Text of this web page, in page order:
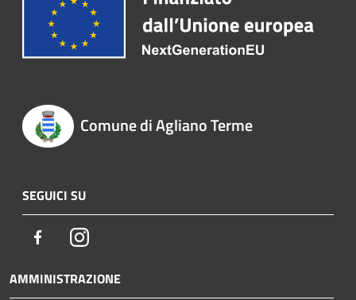
Comune di Agliano Terme
SEGUICI SU
FacebookInstagram
AMMINISTRAZIONE